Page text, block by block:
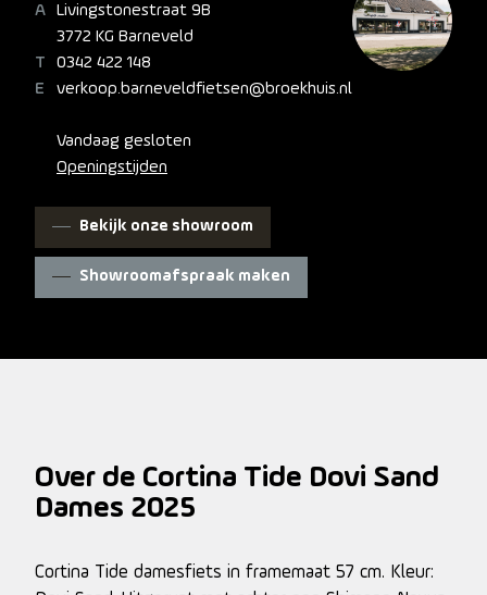
Livingstonestraat 9B
3772 KG Barneveld
0342 422 148
verkoop.barneveldfietsen@broekhuis.nl
Vandaag gesloten
Openingstijden
Bekijk onze showroom
Showroomafspraak maken
Over de Cortina Tide Dovi Sand
Dames 2025
Cortina Tide damesfiets in framemaat 57 cm. Kleur: